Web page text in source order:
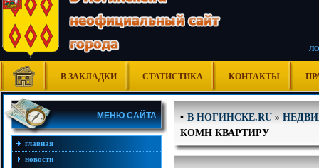
В ЗАКЛАДКИ СТАТИСТИКА КОНТАКТЫ
МЕНЮ САЙТА
главная
новости
•В НОГИНСКЕ.RU»
КОМН КВАРТИРУ